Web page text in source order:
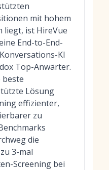
mit hohem
liegt, ist HireVue
End-to-End-
KI
Top-Anwärter.
beste
Lösung
effizienter,
zu
die
3-mal
Screening bei